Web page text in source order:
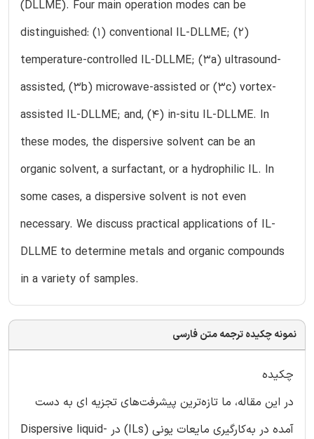
(DLLME). Four main operation modes can be
distinguished: (1) conventional IL-DLLME; (2)
temperature-controlled IL-DLLME; (3a) ultrasound-
assisted, (3b) microwave-assisted or (3c) vortex-
assisted IL-DLLME; and, (4) in-situ IL-DLLME. In
these modes, the dispersive solvent can be an
organic solvent, a surfactant, or a hydrophilic IL. In
some cases, a dispersive solvent is not even
necessary. We discuss practical applications of IL-
DLLME to determine metals and organic compounds
in a variety of samples.
نمونه چکیده ترجمه متن فارسی
چکیده
در این مقاله، ما تازه‌ترین پیشرفت‌های تجزیه ای به دست
آمده در به‌کارگیری مایعات یونی (ILs) در Dispersive liquid-